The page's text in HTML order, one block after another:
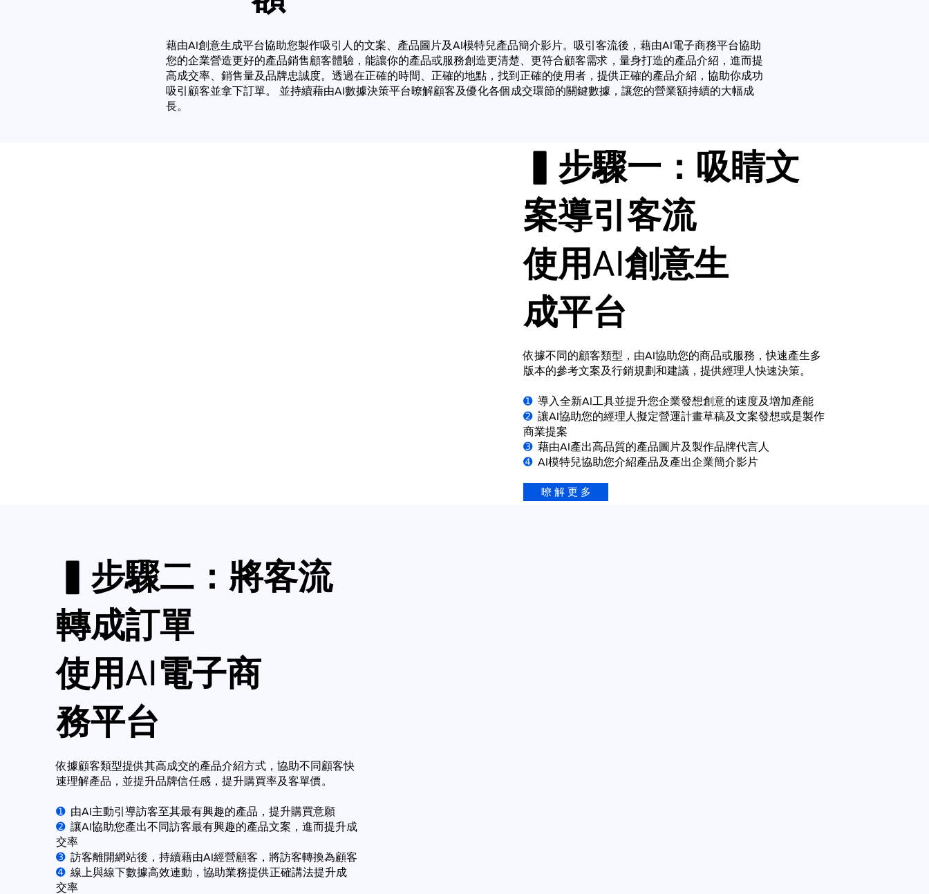
藉由AI創意生成平台協助您製作吸引人的文案、產品圖片及AI模特兒產品簡介影片。吸引客流後，藉由AI電子商務平台協助
您的企業營造更好的產品銷售顧客體驗，能讓你的產品或服務創造更清楚、更符合顧客需求，量身打造的產品介紹，進而提
高成交率、銷售量及品牌忠誠度。透過在正確的時間、正確的地點，找到正確的使用者，提供正確的產品介紹，協助你成功
吸引顧客並拿下訂單。 並持續藉由AI數據決策平台暸解顧客及優化各個成交環節的關鍵數據，讓您的營業額持續的大幅成
長。
▍步驟二：將客流
轉成訂單
使用AI電子商
務平台
依據顧客類型提供其高成交的產品介紹方式，協助不同顧客快
速理解產品，並提升品牌信任感，提升購買率及客單價。
➊ 由AI主動引導訪客至其最有興趣的產品，提升購買意願
➋ 讓AI協助您產出不同訪客最有興趣的產品文案，進而提升成
交率
➌訪客離開網站後，持續藉由AI經營顧客，將訪客轉換為顧客
➍ 線上與線下數據高效連動，協助業務提供正確講法提升成
交率
▍步驟一：吸睛文
案導引客流
使用AI創意生
成平台
依據不同的顧客類型，由AI協助您的商品或服務，快速產生多
版本的參考文案及行銷規劃和建議，提供經理人快速決策。
➊導入全新AI工具並提升您企業發想創意的速度及增加產能
➋讓AI協助您的經理人擬定營運計畫草稿及文案發想或是製作
商業提案
➌藉由AI產出高品質的產品圖片及製作品牌代言人
➍AI模特兒協助您介紹產品及產出企業簡介影片
暸 解 更 多